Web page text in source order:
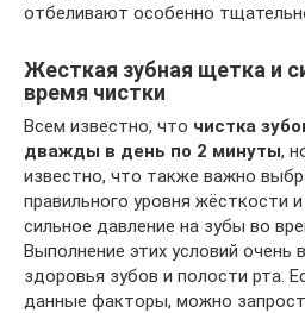
отбеливают особенно
Жесткая зубная щетка и
время чистки
Всем известно, что чистка
дважды в день по 2 минуты,
известно, что также важно
правильного уровня жёсткости
сильное давление на зубы во
Выполнение этих условий очень
здоровья зубов и полости рта.
данные факторы, можно